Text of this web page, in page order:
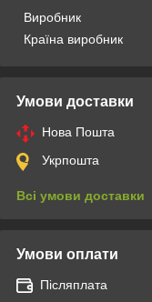
Виробник
Країна виробник
Умови доставки
Нова Пошта
Укрпошта
Всі умови доставки
Умови оплати
Післяплата